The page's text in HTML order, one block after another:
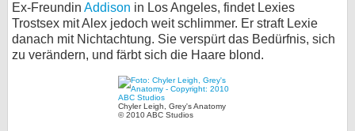
Ex-Freundin Addison in Los Angeles, findet Lexies
Trostsex mit Alex jedoch weit schlimmer. Er straft Lexie
danach mit Nichtachtung. Sie verspürt das Bedürfnis, sich
zu verändern, und färbt sich die Haare blond.
Chyler Leigh, Grey's Anatomy
© 2010 ABC Studios